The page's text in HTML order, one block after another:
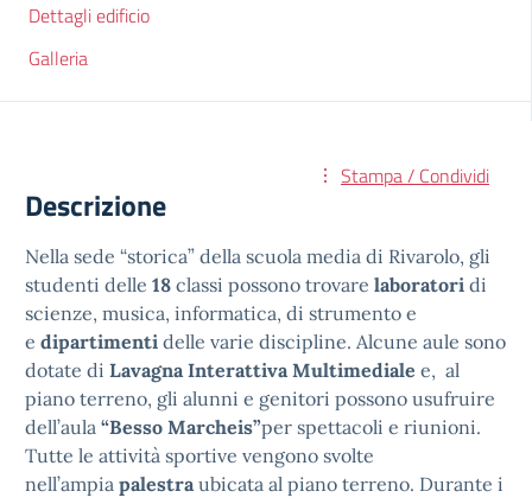
Dettagli edificio
Galleria
Stampa / Condividi
Descrizione
Nella sede “storica” della scuola media di Rivarolo, gli
studenti delle 18 classi possono trovare laboratori di
scienze, musica, informatica, di strumento e
e dipartimenti delle varie discipline. Alcune aule sono
dotate di Lavagna Interattiva Multimediale e, al
piano terreno, gli alunni e genitori possono usufruire
dell’aula “Besso Marcheis”per spettacoli e riunioni.
Tutte le attività sportive vengono svolte
nell’ampia palestraubicata al piano terreno. Durante i